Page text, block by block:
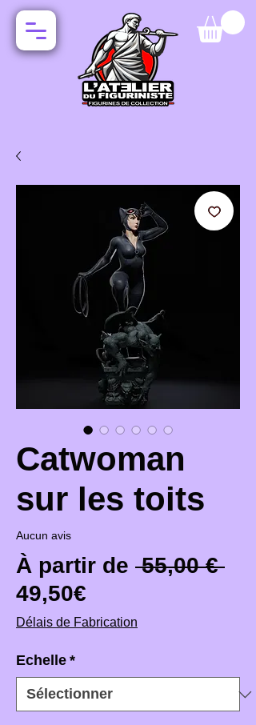
Catwoman
sur les toits
Aucun avis
À partir de 55,00 €
49,50€
Délais de Fabrication
Echelle *